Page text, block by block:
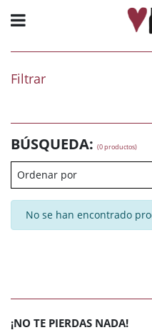
Filtrar
BÚSQUEDA: (0 productos)
Ordenar por
No se han encontrado
¡NO TE PIERDAS NADA!